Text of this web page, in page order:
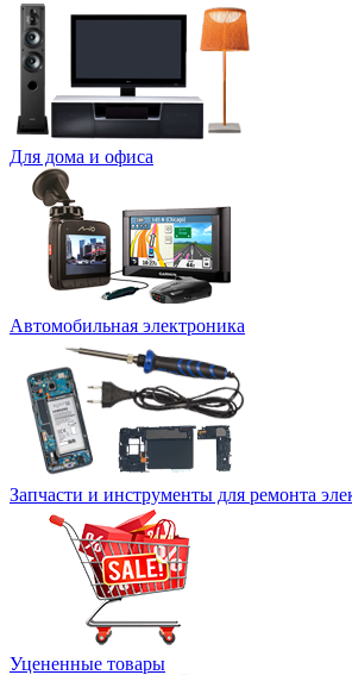
Для дома и офиса
Автомобильная электроника
Запчасти и инструменты для ремонта
Уцененные товары